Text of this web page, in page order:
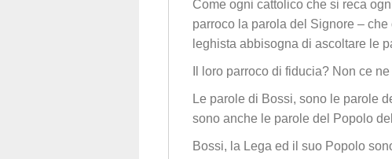
Come ogni cattolico che si reca
parroco la parola del Signore –
leghista abbisogna di ascoltare le
Il loro parroco di fiducia? Non ce
Le parole di Bossi, sono le parole
sono anche le parole del Popolo
Bossi, la Lega ed il suo Popolo